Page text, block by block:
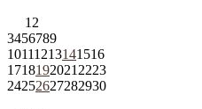
1 2
3456789
10111213141516
1718192021 2223
24252627282930